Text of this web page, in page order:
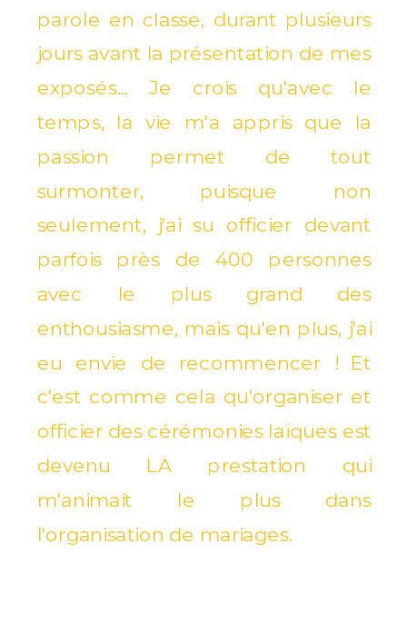
parole en classe, durant plusieurs
jours avant la présentation de mes
exposés... Je crois qu'avec le
temps, la vie m'a appris que la
passion permet de tout
surmonter, puisque non
seulement, j'ai su officier devant
parfois près de 400 personnes
avec le plus grand des
enthousiasme, mais qu'en plus, j'ai
eu envie de recommencer ! Et
c'est comme cela qu'organiser et
officier des cérémonies laïques est
devenu LA prestation qui
m'animait le plus dans
l'organisation de mariages.